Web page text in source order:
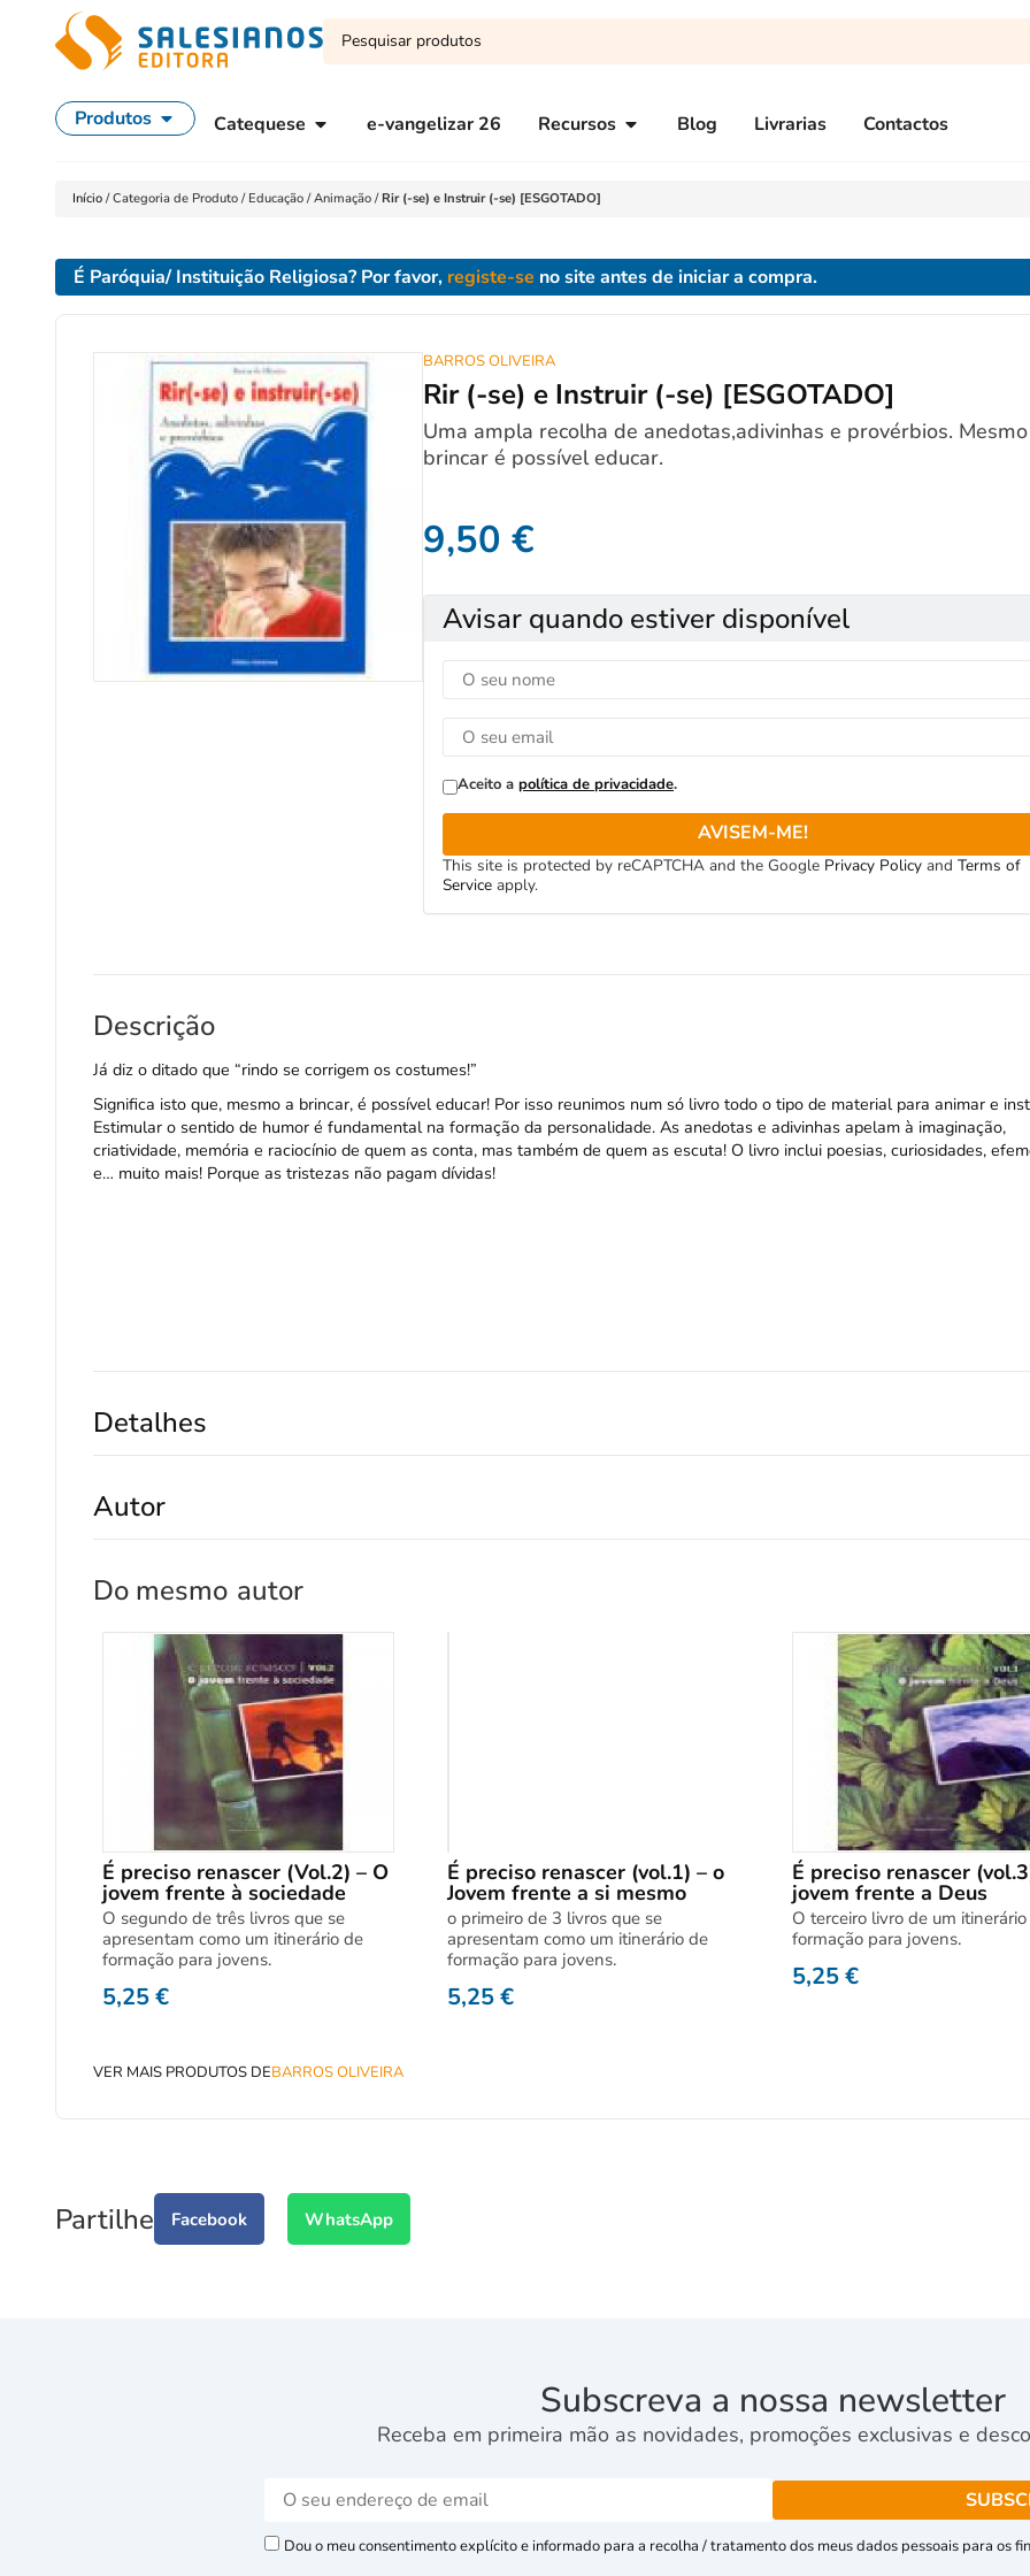
Produtos Catequese e-vangelizar 26 Recursos Blog Livrarias Contactos
Início /Categoria de Produto / Educação /Animação /Rir (-se) e Instruir (-se) [ESGOTADO]
É Paróquia/ Instituição Religiosa? Por favor, registe-se no site antes de iniciar a compra.
BARROS OLIVEIRA
Rir (-se) e Instruir (-se) [ESGOTADO]
Uma ampla recolha de anedotas,adivinhas e provérbios.
brincar é possível educar.
9,50€
Avisar quando estiver disponível
Aceito a política de privacidade.
AVISEM-ME!
This site is protected by reCAPTCHA and the Google Privacy PolicyandTerms of
Serviceapply.
Descrição
Já diz o ditado que “rindo se corrigem os costumes!”
Significa isto que, mesmo a brincar, é possível educar! Por isso reunimos num só livro todo o tipo de material para animar e
Estimular o sentido de humor é fundamental na formação da personalidade. As anedotas e adivinhas apelam à imaginação,
criatividade, memória e raciocínio de quem as conta, mas também de quem as escuta! O livro inclui poesias, curiosidades,
e… muito mais! Porque as tristezas não pagam dívidas!
Detalhes
Autor
Do mesmo autor
É preciso renascer (Vol.2) – O
jovem frente à sociedade
O segundo de três livros que se
apresentam como um itinerário de
formação para jovens.
5,25€
É preciso renascer (vol.1) – o
Jovem frente a si mesmo
o primeiro de 3 livros que se
apresentam como um itinerário de
formação para jovens.
5,25€
É preciso renascer
jovem frente a Deus
O terceiro livro de um
formação para jovens.
5,25€
VER MAIS PRODUTOS DEBARROS OLIVEIRA
Partilhe Facebook WhatsApp
Subscreva a nossa newsletter
Receba em primeira mão as novidades, promoções exclusivas e
Dou o meu consentimento explícito e informado para a recolha / tratamento dos meus dados pessoais para os